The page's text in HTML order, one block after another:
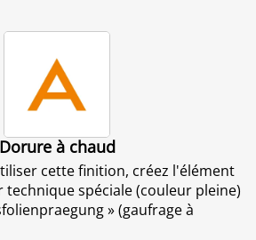
Dorure à chaud
cette finition, créez l'élément
spéciale (couleur pleine)
» (gaufrage à